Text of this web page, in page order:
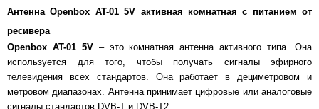
Антенна Openbox AT-01 5V активная комнатная с питанием от
ресивера
Openbox AT-01 5V– это комнатная антенна активного типа. Она
используется для того, чтобы получать сигналы эфирного
телевидения всех стандартов. Она работает в дециметровом и
метровом диапазонах. Антенна принимает цифровые или аналоговые
сигналы стандартов DVB-T и DVB-T2.